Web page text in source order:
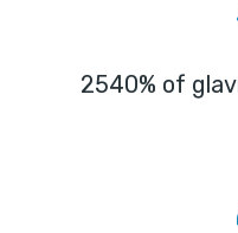
2540% of